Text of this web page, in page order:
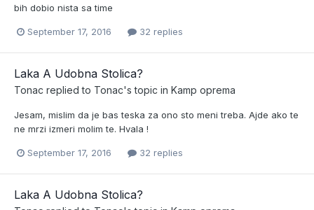
bih dobio nista sa time
September 17, 2016 32 replies
Laka A Udobna Stolica?
Tonac replied to Tonac's topic in Kamp oprema
Jesam, mislim da je bas teska za ono sto meni treba. Ajde ako te
ne mrzi izmeri molim te. Hvala !
September 17, 2016 32 replies
Laka A Udobna Stolica?